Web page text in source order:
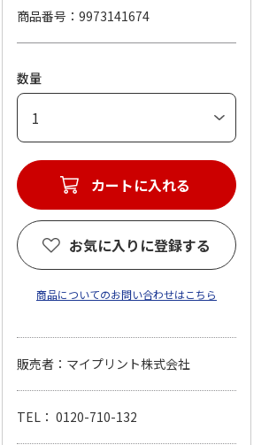
商品番号
9973141674
数量
カートに入れる
お気に入りに登録する
商品についてのお問い合わせはこちら
販売者：マイプリント株式会社
TEL： 0120-710-132